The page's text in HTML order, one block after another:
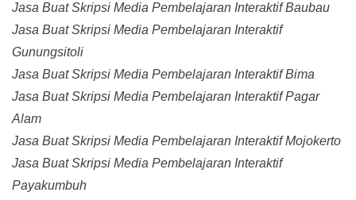
Jasa Buat Skripsi Media Pembelajaran Interaktif Baubau
Jasa Buat Skripsi Media Pembelajaran Interaktif
Gunungsitoli
Jasa Buat Skripsi Media Pembelajaran Interaktif Bima
Jasa Buat Skripsi Media Pembelajaran Interaktif Pagar
Alam
Jasa Buat Skripsi Media Pembelajaran Interaktif Mojokerto
Jasa Buat Skripsi Media Pembelajaran Interaktif
Payakumbuh